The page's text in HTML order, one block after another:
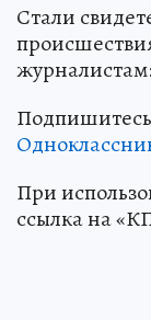
Стали
журналистам:
При
ссылка на